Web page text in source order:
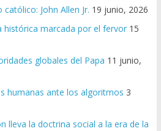
John Allen Jr. 19 junio, 2026
histórica marcada por el fervor 15
globales del Papa 11 junio,
humanas ante los algoritmos 3
lleva la doctrina social a la era de la